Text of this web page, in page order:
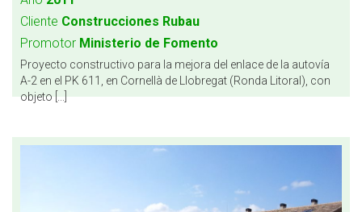
Cliente Construcciones Rubau
Promotor Ministerio de Fomento
Proyecto constructivo para la mejora del enlace de la autovía
A-2 en el PK 611, en Cornellà de Llobregat (Ronda Litoral), con
objeto [...]